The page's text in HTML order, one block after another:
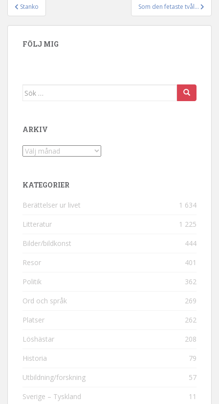
Inläggsnavigering
Stanko Som den fetaste tvål…
FÖLJ MIG
Sök efter:
ARKIV
Arkiv
KATEGORIER
Berättelser ur livet 1 634
Litteratur 1 225
Bilder/bildkonst 444
Resor 401
Politik 362
Ord och språk 269
Platser 262
Löshästar 208
Historia 79
Utbildning/forskning 57
Sverige – Tyskland 11